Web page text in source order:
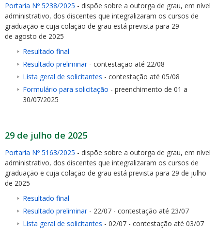
Portaria Nº 5238/2025 - dispõe sobre a outorga de grau, em nível
administrativo, dos discentes que integralizaram os cursos de
graduação e cuja colação de grau está prevista para 29
de agosto de 2025
Resultado final
Resultado preliminar- contestação até 22/08
Lista geral de solicitantes - contestação até 05/08
Formulário para solicitação - preenchimento de 01 a
30/07/2025
29 de julho de 2025
Portaria Nº 5163/2025 - dispõe sobre a outorga de grau, em nível
administrativo, dos discentes que integralizaram os cursos de
graduação e cuja colação de grau está prevista para 29 de julho
de 2025
Resultado final
Resultado preliminar- 22/07 - contestação até 23/07
Lista geral de solicitantes - 02/07 - contestação até 03/07